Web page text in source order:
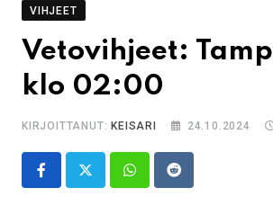
VIHJEET
Vetovihjeet:
klo 02:00
KIRJOITTANUT: KEISARI 24.10.2024
WhatsappReddit